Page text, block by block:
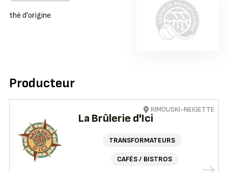
thé d'origine
Producteur
La Brûlerie d'Ici
TRANSFORMATEURS
CAFÉS / BISTROS
RIMOUSKI-NEIGETTE